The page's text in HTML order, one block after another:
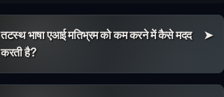
तटस्थ भाषा एआई मतिभ्रम को कम करने में कैसे मदद
करती है?